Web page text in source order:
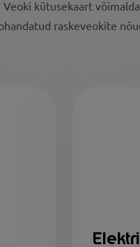
kütusekaart
raskeveokite